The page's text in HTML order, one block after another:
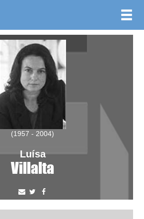
(1957 - 2004)
Luísa
Villalta